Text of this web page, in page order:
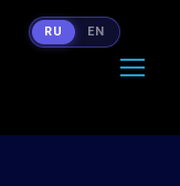
RU EN